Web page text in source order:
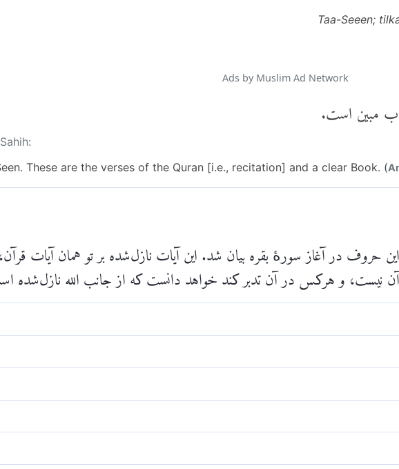
Taa-Seeen;
Ads by Muslim Ad Network
مبین است.
These are the verses of the Quran [i.e., recitation] and a clear Book. (
در آغاز سورۀ بقره بیان شد. این آیات نازل‌شده بر تو همان آیات
نیست، و هرکس در آن تدبر کند خواهد دانست که از جانب الله نازل‌شده
روشنگر است.
Please
است